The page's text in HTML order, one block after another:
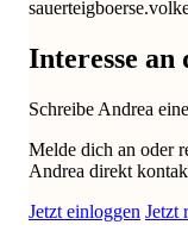
Interesse an
Schreibe Andrea
Melde dich an oder
Andrea direkt
Jetzt einloggen Jetzt